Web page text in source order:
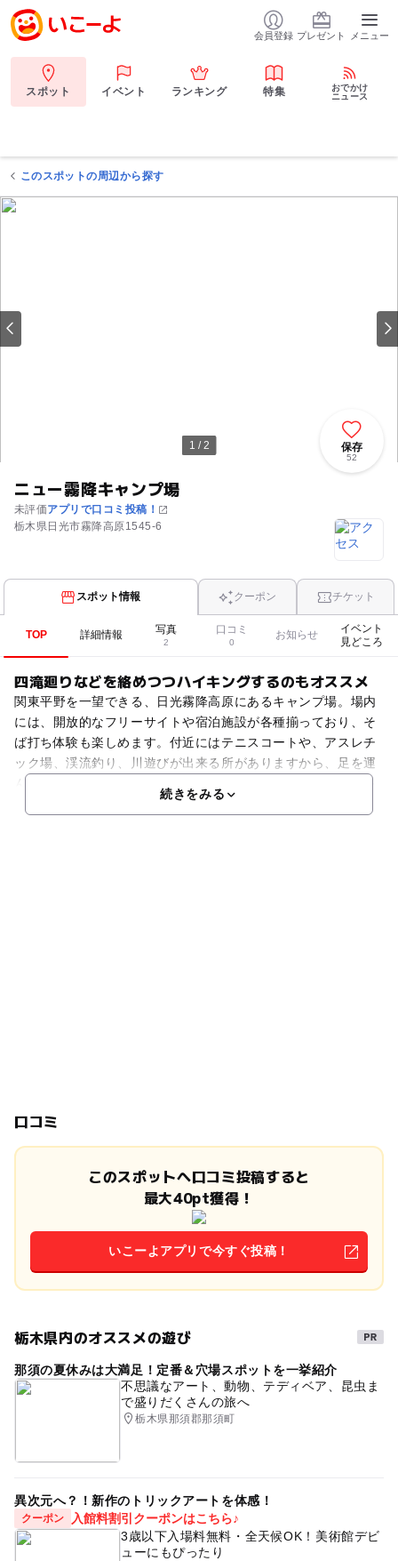
会員登録 プレゼント メニュー
スポット イベント ランキング 特集
おでかけ
ニュース
このスポットの周辺から探す
1 / 2
ニュー霧降キャンプ場
未評価アプリで口コミ投稿！
栃木県日光市霧降高原1545-6
保存
52
スポット情報 クーポン チケット
TOP 詳細情報 写真
2
口コミ
0
お知らせ
イベント
見どころ
四滝廻りなどを絡めつつハイキングするのもオススメ
関東平野を一望できる、日光霧降高原にあるキャンプ場。場内
には、開放的なフリーサイトや宿泊施設が各種揃っており、そ
ば打ち体験も楽しめます。付近にはテニスコートや、アスレチ
ック場、渓流釣り、川遊びが出来る所がありますから、足を運
んでみるのも良いでしょう。また、ニッコウキスゲの咲く「キ
続きをみる
口コミ
このスポットへ口コミ投稿すると
最大40pt獲得！
いこーよアプリで今すぐ投稿！
栃木県内のオススメの遊び
那須の夏休みは大満足！定番＆穴場スポットを一挙紹介
不思議なアート、動物、テディベア、昆虫ま
で盛りだくさんの旅へ
栃木県那須郡那須町
異次元へ？！新作のトリックアートを体感！
クーポン
入館料割引クーポンはこちら♪
3歳以下入場料無料・全天候OK！美術館デビ
ューにもぴったり